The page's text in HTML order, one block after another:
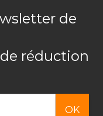
de
réduction
OK